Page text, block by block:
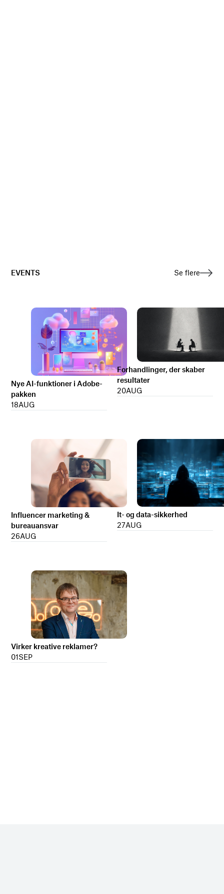
EVENTS Se flere
Nye AI-funktioner i Adobe-
pakken
18AUG
Forhandlinger, der skaber
resultater
20AUG
Influencer marketing &
bureauansvar
26AUG
It- og data-sikkerhed
27AUG
Virker kreative reklamer?
01SEP